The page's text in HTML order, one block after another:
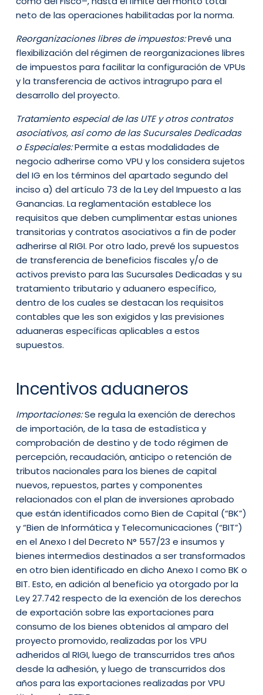
neto de las operaciones habilitadas por la norma.
Reorganizaciones libres de impuestos:Prevé una
flexibilización del régimen de reorganizaciones libres
de impuestos para facilitar la configuración de VPUs
y la transferencia de activos intragrupo para el
desarrollo del proyecto.
Tratamiento especial de las UTE y otros contratos
asociativos, así como de las Sucursales Dedicadas
o Especiales:Permite a estas modalidades de
negocio adherirse como VPU y los considera sujetos
del IG en los términos del apartado segundo del
inciso a) del artículo 73 de la Ley del Impuesto a las
Ganancias. La reglamentación establece los
requisitos que deben cumplimentar estas uniones
transitorias y contratos asociativos a fin de poder
adherirse al RIGI. Por otro lado, prevé los supuestos
de transferencia de beneficios fiscales y/o de
activos previsto para las Sucursales Dedicadas y su
tratamiento tributario y aduanero específico,
dentro de los cuales se destacan los requisitos
contables que les son exigidos y las previsiones
aduaneras específicas aplicables a estos
supuestos.
Incentivos aduaneros
Importaciones:Se regula la exención de derechos
de importación, de la tasa de estadística y
comprobación de destino y de todo régimen de
percepción, recaudación, anticipo o retención de
tributos nacionales para los bienes de capital
nuevos, repuestos, partes y componentes
relacionados con el plan de inversiones aprobado
que están identificados como Bien de Capital (“BK”)
y “Bien de Informática y Telecomunicaciones (“BIT”)
en el Anexo I del Decreto N° 557/23 e insumos y
bienes intermedios destinados a ser transformados
en otro bien identificado en dicho Anexo I como BK o
BIT. Esto, en adición al beneficio ya otorgado por la
Ley 27.742 respecto de la exención de los derechos
de exportación sobre las exportaciones para
consumo de los bienes obtenidos al amparo del
proyecto promovido, realizadas por los VPU
adheridos al RIGI, luego de transcurridos tres años
desde la adhesión, y luego de transcurridos dos
años para las exportaciones realizadas por VPU